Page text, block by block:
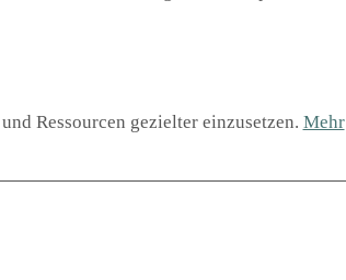
Ressourcen gezielter einzusetzen. Mehr